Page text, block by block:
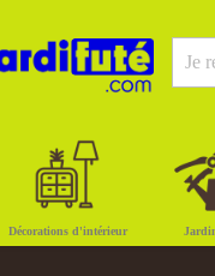
Décorations d'intérieur